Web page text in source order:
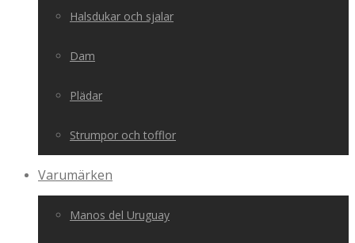
Halsdukar och sjalar
Dam
Plädar
Strumpor och tofflor
Varumärken
Manos del Uruguay